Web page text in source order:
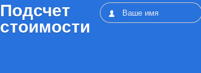
Подсчет
стоимости